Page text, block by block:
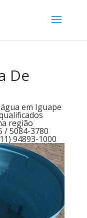
De
em Iguape
região
/ 5084-3780
94893-1000